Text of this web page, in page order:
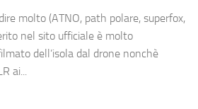
molto (ATNO, path polare, superfox,
nel sito ufficiale è molto
dell’isola dal drone nonchè
ai...